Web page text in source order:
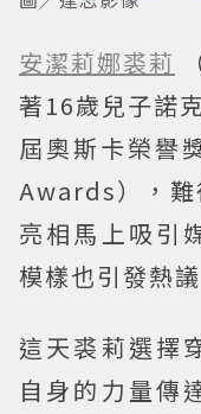
安潔莉娜裘莉
著16歲兒子諾
屆奧斯卡榮譽
Awards），難
亮相馬上吸引
模樣也引發熱議
這天裘莉選擇
自身的力量傳